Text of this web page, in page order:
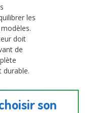
les
doit
de
durable.
son